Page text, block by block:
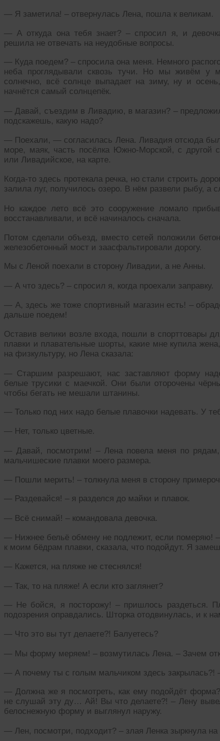
— Я заметила! – отвернулась Лена, пошла к великам.
— А откуда она тебя знает? – спросил я, и
решила не отвечать на неудобные вопросы.
— Куда поедем? – спросила она меня. Немного
неба проглядывали сквозь тучи. Но мы живём у
солнечно, всё солнце выпадает на зиму, ну и
начнётся самый солнцепёк.
— Давай, съездим в Ливадию, в магазин? –
подскажешь, какую надо?
— Поехали, — согласилась Лена. Ливадия отсюда
море, маяк, часть посёлка Южно-Морской, с другой
или Ливадийское, на карте.
Когда-то здесь протекала речка, но стали строить
залила луг, получилось озеро. В нём развели рыбу, а
Но каждое лето всё это сооружение ломало
восстанавливали, и всё начиналось сначала.
Потом сделали объезд, вместо сетей положили
железобетонный мост и заасфальтировали дорогу.
Мы с Леной поехали в сторону Ливадии, а не Анны.
— А что здесь? – спросил я, когда проехали заправку.
— А, здесь же тоже спортивный магазин есть! –
дальше поедем!
Оставив велики возле входа, пошли в спорттовары
плавки и плавательные шорты, какие мне купила
на физкультуру, но Лена сказала:
— Старшим разрешают, нас заставляют форму
белые трусики с маечкой. Они были оторочены
чтобы бегать не мешали штанины.
— Только под них надо белые плавочки надевать. У
— Нет, только цветные.
— Давай, посмотрим! – Лена повела меня по
мальчишеские плавки моего размера.
— Пошли мерить! – толкнула меня в сторону
— Раздевайся! – я разделся до майки и плавок.
— Всё снимай! – командовала девочка.
— Нижнее бельё обмену не подлежит, если померяю!
к моим бёдрам плавки, сказала, что подойдут. Я
— Кажется, на пляже не стеснялся!
— Так, то на пляже! А если кто заглянет?
— Не бойся, я посторожу! – пришлось раздеться.
подозрения оправдались. Шторка отодвинулась, и к
— Что это вы тут делаете?! Балуетесь?
— Мы форму меряем! – возмутилась Лена. – Зачем
— А почему ты с голым мальчиком здесь закрылась?!
— Должна же я посмотреть, как ему подойдёт
не слушай эту ду… Ай! Вы что делаете?! – Лену
белоснежную форму и выглянул наружу.
— Лен, посмотри, подходит? – злая Ленка зыркнула